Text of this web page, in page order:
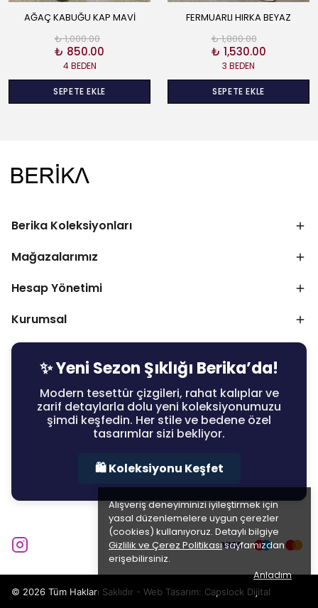
Alışveriş deneyiminizi iyileştirmek için
yasal düzenlemelere uygun çerezler
(cookies) kullanıyoruz. Detaylı bilgiye
Gizlilik ve Çerez Politikasısayfamızdan
erişebilirsiniz.
Anladım
AĞAÇ KABUĞU KAP MAVİ
₺ 1,000.00
₺ 850.00
4 BEDEN
SEPETE EKLE
FERMUARLI HIRKA BEYAZ
₺ 1,800.00
₺ 1,530.00
3 BEDEN
SEPETE EKLE
Berika Koleksiyonları
Mağazalarımız
Hesap Yönetimi
Kurumsal
✨ Yeni Sezon Şıklığı Berika’da!
Modern tesettür çizgileri, rahat kalıplar ve
zarif detaylarla dolu yeni koleksiyonumuzu
şimdi keşfedin. Her stile ve bedene özel
tasarımlar sizi bekliyor.
🛍️ Koleksiyonu Keşfet
© 2026 Tüm Hakları Saklıdır - Web Tasarım: Capslock Dijital